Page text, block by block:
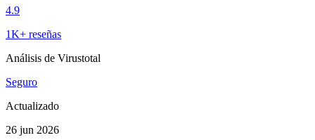
4.9
1K+ reseñas
Análisis de Virustotal
Seguro
Actualizado
26 jun 2026